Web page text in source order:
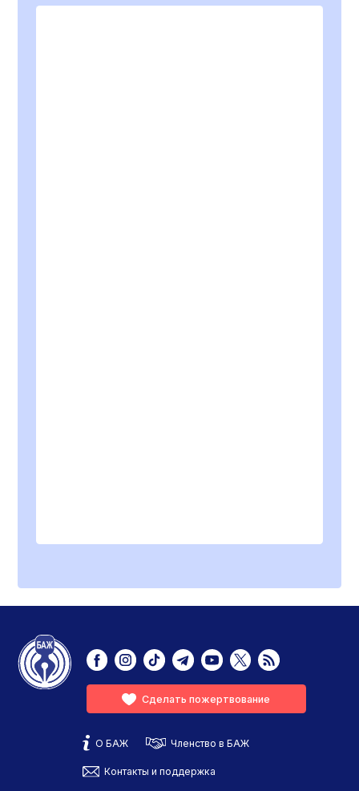
Сделать пожертвование
О БАЖ Членство в БАЖ
Контакты и поддержка